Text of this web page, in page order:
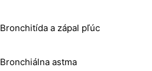
Bronchitída a zápal pľúc
Bronchiálna astma